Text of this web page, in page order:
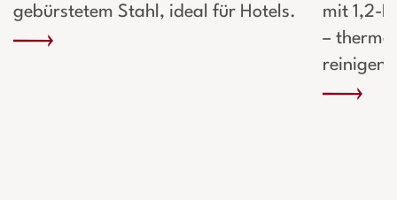
gebürstetem Stahl, ideal für Hotels.
mit 1,2-
–
reinigen.